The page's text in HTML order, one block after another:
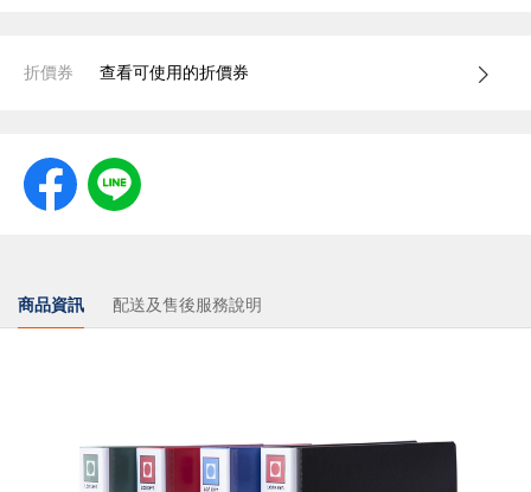
折價券 查看可使用的折價券
商品資訊 配送及售後服務說明